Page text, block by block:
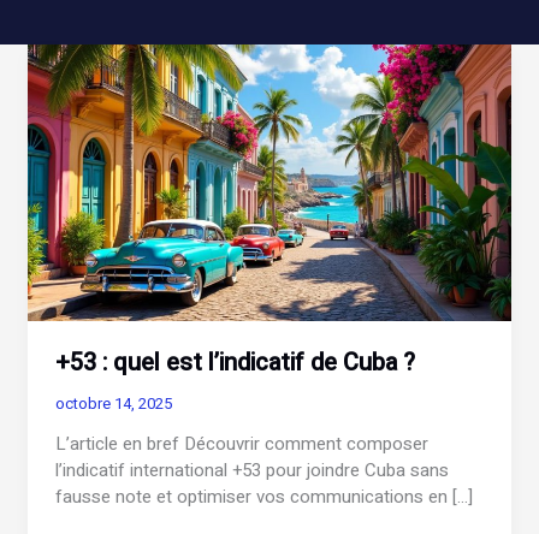
+53 : quel est l’indicatif de Cuba ?
octobre 14, 2025
L’article en bref Découvrir comment composer
l’indicatif international +53 pour joindre Cuba sans
fausse note et optimiser vos communications en […]